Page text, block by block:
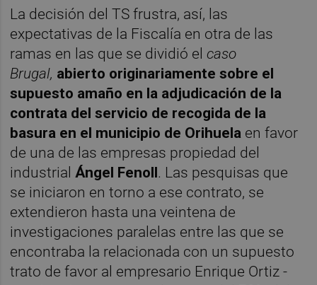
La decisión del TS frustra, así, las
expectativas de la Fiscalía en otra de las
ramas en las que se dividió el caso
Brugal, abierto originariamente sobre el
supuesto amaño en la adjudicación de la
contrata del servicio de recogida de la
basura en el municipio de Orihuela en favor
de una de las empresas propiedad del
industrial Ángel Fenoll. Las pesquisas que
se iniciaron en torno a ese contrato, se
extendieron hasta una veintena de
investigaciones paralelas entre las que se
encontraba la relacionada con un supuesto
trato de favor al empresario Enrique Ortiz -